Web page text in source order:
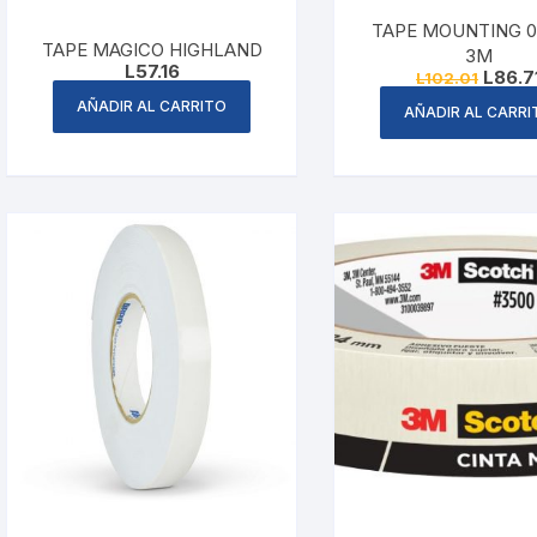
Gafetes
TAPE MAGICO HIGHLAND
L57.16
AÑADIR AL CARRITO
TAPE MOUNTING
3M
L102.01
price
was:
L
AÑADIR AL